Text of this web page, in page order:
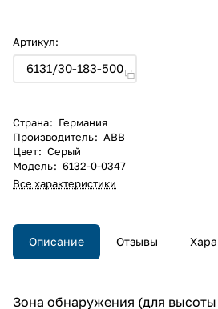
Артикул:
6131/30-183-500
Страна: Германия
Производитель: ABB
Цвет: Серый
Модель: 6132-0-0347
Все характеристики
Описание Отзывы
Зона обнаружения (для